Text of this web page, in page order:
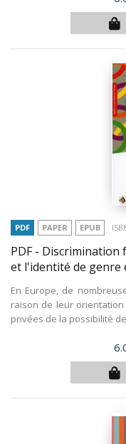
PDF PAPER EPUB
PDF -
et l'identité de genre
En Europe, de
raison de leur
privées de la possibilité